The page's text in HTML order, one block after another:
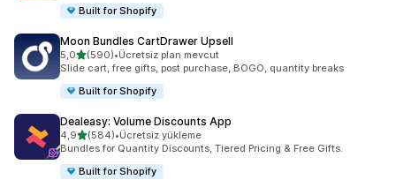
Built for Shopify
Moon Bundles CartDrawer Upsell
5,05 yıldız üzerinden
(590)
toplam 590 değerlendirme
•Ücretsiz plan mevcut
Slide cart, free gifts, post purchase, BOGO, quantity breaks
Built for Shopify
Dealeasy: Volume Discounts App
4,95 yıldız üzerinden
(584)
toplam 584 değerlendirme
•Ücretsiz yükleme
Bundles for Quantity Discounts, Tiered Pricing & Free Gifts.
Built for Shopify